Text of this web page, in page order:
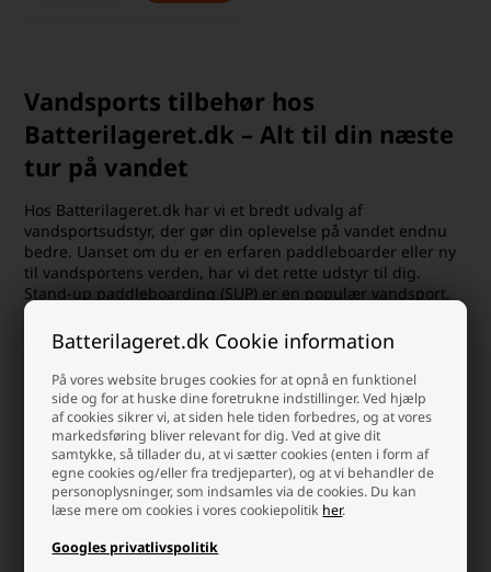
Batterilageret.dk Cookie information
På vores website bruges cookies for at opnå en funktionel
side og for at huske dine foretrukne indstillinger. Ved hjælp
af cookies sikrer vi, at siden hele tiden forbedres, og at vores
markedsføring bliver relevant for dig. Ved at give dit
samtykke, så tillader du, at vi sætter cookies (enten i form af
egne cookies og/eller fra tredjeparter), og at vi behandler de
personoplysninger, som indsamles via de cookies. Du kan
læse mere om cookies i vores cookiepolitik her.
Googles privatlivspolitik
Vandsports tilbehør hos
Batterilageret.dk – Alt til din næste
tur på vandet
Hos Batterilageret.dk har vi et bredt udvalg af
vandsportsudstyr, der gør din oplevelse på vandet endnu
bedre. Uanset om du er en erfaren paddleboarder eller ny
til vandsportens verden, har vi det rette udstyr til dig.
Stand-up paddleboarding (SUP) er en populær vandsport,
hvor man står oprejst på et stort surfbræt og bevæger sig
gennem vandet med en lang padle. Hos os finder du alt det
nødvendige udstyr til paddleboarding og andre
vandsportsaktiviteter, såsom dry bags til at holde dine ting
tørre, pumper til oppustelige paddleboards og gummibåde
og praktiske paddleboard sæder.
Dry Bags:
Hold dine værdigenstande tørre med vores slidstærke dry bags.
mod vand og fugt, når du er på vandet.